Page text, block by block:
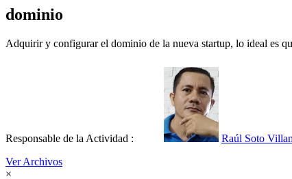
dominio
Adquirir y configurar el dominio de la nueva startup, lo ideal es
Responsable de la Actividad :
Raúl Soto
Ver Archivos
×